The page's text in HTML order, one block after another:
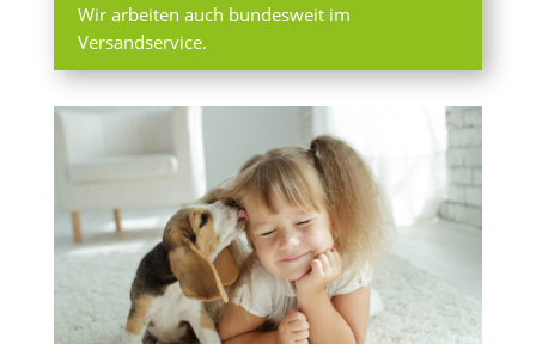
Wir arbeiten auch bundesweit im
Versandservice.